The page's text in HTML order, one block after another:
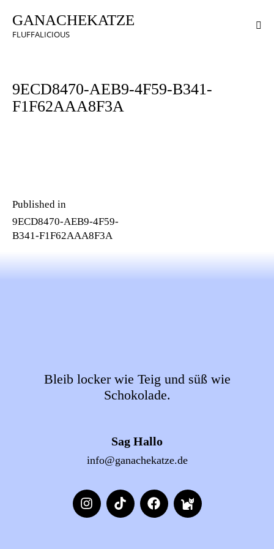
GANACHEKATZE
FLUFFALICIOUS
9ECD8470-AEB9-4F59-B341-
F1F62AAA8F3A
Published in
9ECD8470-AEB9-4F59-
B341-F1F62AAA8F3A
Bleib locker wie Teig und süß wie
Schokolade.
Sag Hallo
info@ganachekatze.de